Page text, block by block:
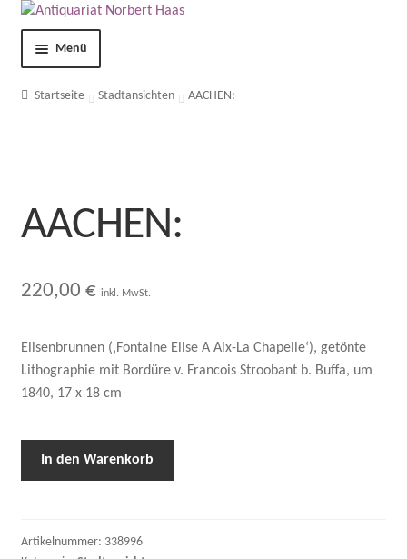
Menü
Shop
AGB
Impressum
Mein Konto
Startseite Stadtansichten AACHEN:
AACHEN:
220,00 € inkl. MwSt.
Elisenbrunnen (‚Fontaine Elise A Aix-La Chapelle‘), getönte
Lithographie mit Bordüre v. Francois Stroobant b. Buffa, um
1840, 17 x 18 cm
In den Warenkorb
Artikelnummer: 338996